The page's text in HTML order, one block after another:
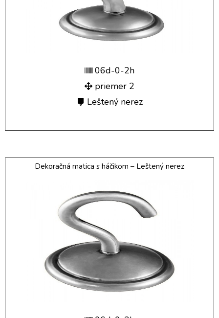
06d-0-2h
priemer 2
Leštený nerez
Dekoračná matica s háčikom – Leštený nerez